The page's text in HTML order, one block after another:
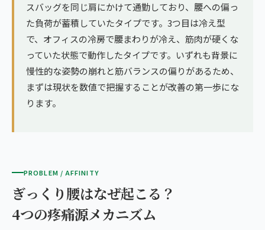
スバッグを同じ肩にかけて通勤しており、腰への偏っ
た負荷が蓄積していたタイプです。3つ目は冷え型
で、オフィスの冷房で腰まわりが冷え、筋肉が硬くな
っていた状態で動作したタイプです。いずれも背景に
慢性的な姿勢の崩れと筋バランスの偏りがあるため、
まずは現状を数値で把握することが改善の第一歩にな
ります。
PROBLEM / AFFINITY
ぎっくり腰はなぜ起こる？
4つの疼痛源メカニズム